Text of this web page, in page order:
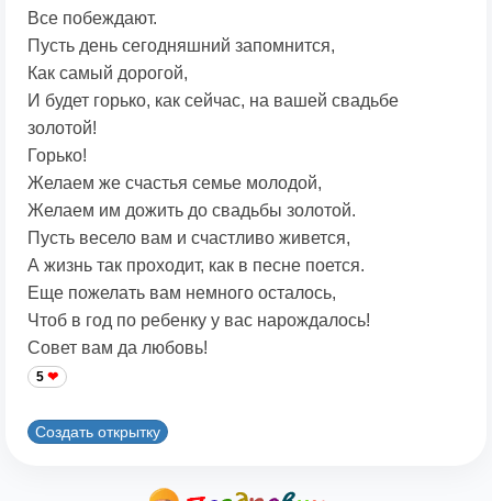
Все побеждают.
Пусть день сегодняшний запомнится,
Как самый дорогой,
И будет горько, как сейчас, на вашей свадьбе
золотой!
Горько!
Желаем же счастья семье молодой,
Желаем им дожить до свадьбы золотой.
Пусть весело вам и счастливо живется,
А жизнь так проходит, как в песне поется.
Еще пожелать вам немного осталось,
Чтоб в год по ребенку у вас нарождалось!
Совет вам да любовь!
5
Создать открытку